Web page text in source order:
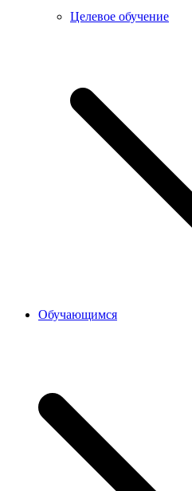
Целевое обучение
Обучающимся